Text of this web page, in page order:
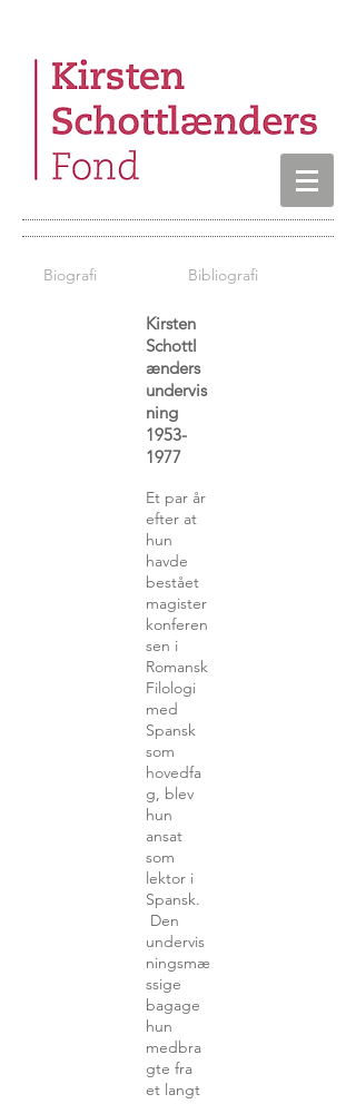
Biografi Bibliografi
Kirsten
Schottl
ænders
undervis
ning
1953-
1977
Et par år
efter at
hun
havde
bestået
magister
konferen
sen i
Romansk
Filologi
med
Spansk
som
hovedfa
g, blev
hun
ansat
som
lektor i
Spansk.
Den
undervis
ningsmæ
ssige
bagage
hun
medbra
gte fra
et langt